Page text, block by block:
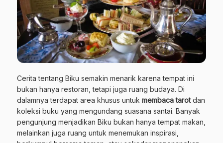
Cerita tentang Biku semakin menarik karena tempat ini
bukan hanya restoran, tetapi juga ruang budaya. Di
dalamnya terdapat area khusus untuk membaca tarotdan
koleksi buku yang mengundang suasana santai. Banyak
pengunjung menjadikan Biku bukan hanya tempat makan,
melainkan juga ruang untuk menemukan inspirasi,